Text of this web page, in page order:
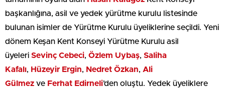
başkanlığına, asil ve yedek yürütme kurulu listesinde
bulunan isimler de Yürütme Kurulu üyeliklerine seçildi. Yeni
dönem Keşan Kent Konseyi Yürütme Kurulu asil
üyeleri Sevinç Cebeci, Özlem Uybaş, Saliha
Kafalı, Hüzeyir Ergin, Nedret Özkan, Ali
Gülmez ve Ferhat Edirneli’den oluştu. Yedek üyeliklere